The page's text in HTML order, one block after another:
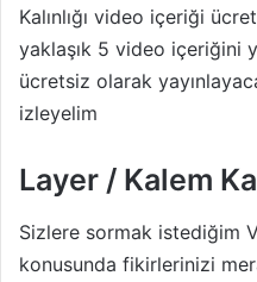
Kalınlığı video içeriği
yaklaşık 5 video içeriğini
ücretsiz olarak
izleyelim
Layer / Kalem
Sizlere sormak istediğim
konusunda fikirlerinizi